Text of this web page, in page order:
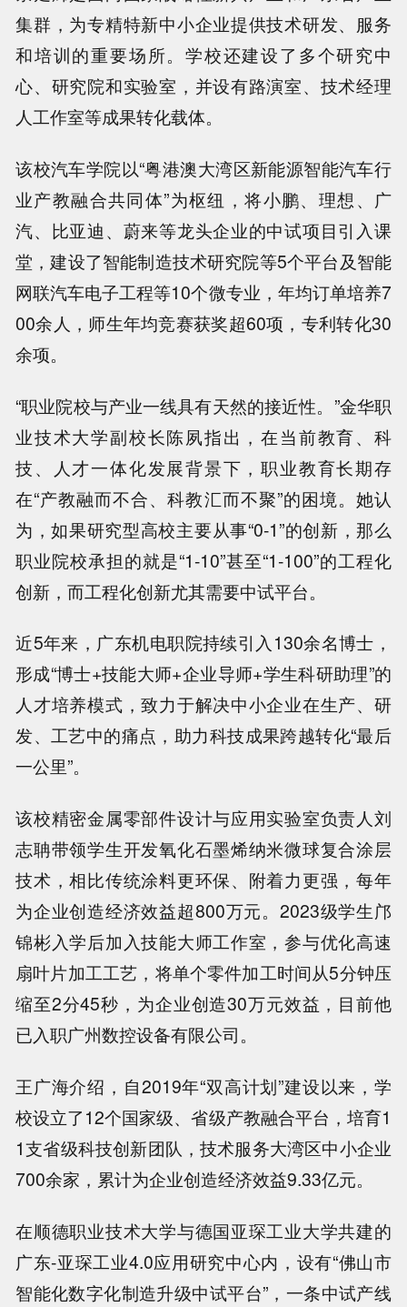
集群，为专精特新中小企业提供技术研发、服务
和培训的重要场所。学校还建设了多个研究中
心、研究院和实验室，并设有路演室、技术经理
人工作室等成果转化载体。
该校汽车学院以“粤港澳大湾区新能源智能汽车行
业产教融合共同体”为枢纽，将小鹏、理想、广
汽、比亚迪、蔚来等龙头企业的中试项目引入课
堂，建设了智能制造技术研究院等5个平台及智能
网联汽车电子工程等10个微专业，年均订单培养7
00余人，师生年均竞赛获奖超60项，专利转化30
余项。
“职业院校与产业一线具有天然的接近性。”金华职
业技术大学副校长陈夙指出，在当前教育、科
技、人才一体化发展背景下，职业教育长期存
在“产教融而不合、科教汇而不聚”的困境。她认
为，如果研究型高校主要从事“0-1”的创新，那么
职业院校承担的就是“1-10”甚至“1-100”的工程化
创新，而工程化创新尤其需要中试平台。
近5年来，广东机电职院持续引入130余名博士，
形成“博士+技能大师+企业导师+学生科研助理”的
人才培养模式，致力于解决中小企业在生产、研
发、工艺中的痛点，助力科技成果跨越转化“最后
一公里”。
该校精密金属零部件设计与应用实验室负责人刘
志聃带领学生开发氧化石墨烯纳米微球复合涂层
技术，相比传统涂料更环保、附着力更强，每年
为企业创造经济效益超800万元。2023级学生邝
锦彬入学后加入技能大师工作室，参与优化高速
扇叶片加工工艺，将单个零件加工时间从5分钟压
缩至2分45秒，为企业创造30万元效益，目前他
已入职广州数控设备有限公司。
王广海介绍，自2019年“双高计划”建设以来，学
校设立了12个国家级、省级产教融合平台，培育1
1支省级科技创新团队，技术服务大湾区中小企业
700余家，累计为企业创造经济效益9.33亿元。
在顺德职业技术大学与德国亚琛工业大学共建的
广东-亚琛工业4.0应用研究中心内，设有“佛山市
智能化数字化制造升级中试平台”，一条中试产线